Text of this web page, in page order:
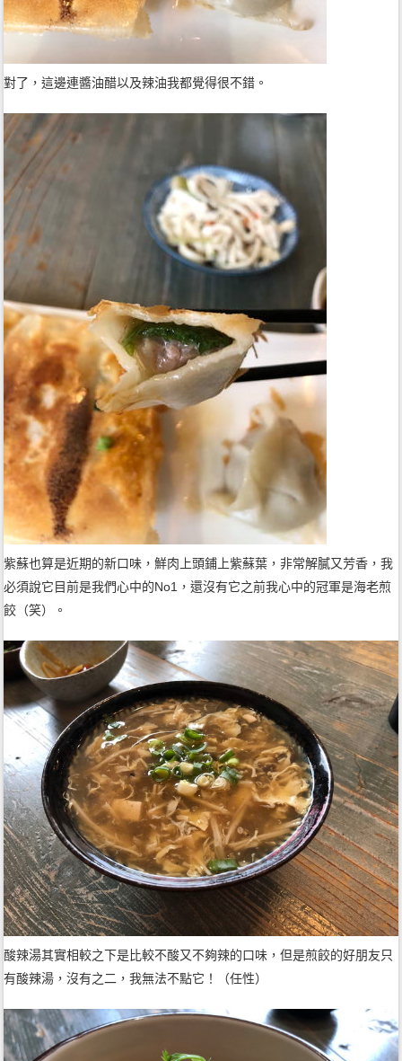
對了，這邊連醬油醋以及辣油我都覺得很不錯。
紫蘇也算是近期的新口味，鮮肉上頭鋪上紫蘇葉，非常解膩又芳香，我
必須說它目前是我們心中的No1，還沒有它之前我心中的冠軍是海老煎
餃（笑）。
酸辣湯其實相較之下是比較不酸又不夠辣的口味，但是煎餃的好朋友只
有酸辣湯，沒有之二，我無法不點它！（任性）